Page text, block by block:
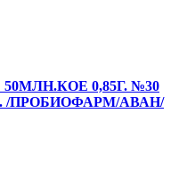
0,85Г. №30
/ПРОБИОФАРМ/АВАН/